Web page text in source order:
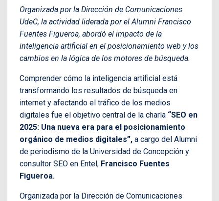
Organizada por la Dirección de Comunicaciones
UdeC, la actividad liderada por el Alumni Francisco
Fuentes Figueroa, abordó el impacto de la
inteligencia artificial en el posicionamiento web y los
cambios en la lógica de los motores de búsqueda.
Comprender cómo la inteligencia artificial está
transformando los resultados de búsqueda en
internet y afectando el tráfico de los medios
digitales fue el objetivo central de la charla “SEO en
2025: Una nueva era para el posicionamiento
orgánico de medios digitales”, a cargo del Alumni
de periodismo de la Universidad de Concepción y
consultor SEO en Entel, Francisco Fuentes
Figueroa.
Organizada por la Dirección de Comunicaciones